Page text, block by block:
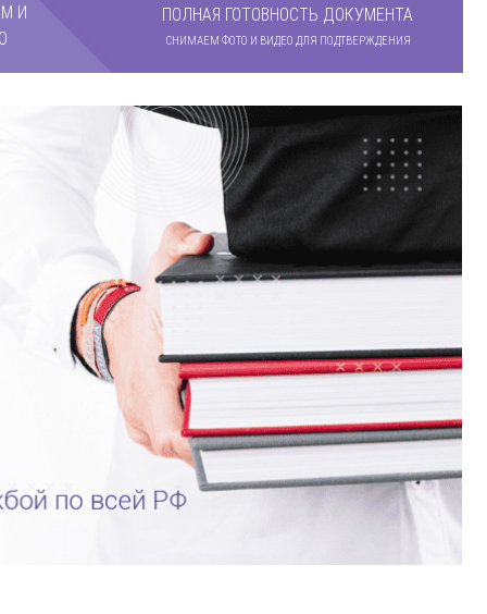
И
ПОЛНАЯ ГОТОВНОСТЬ ДОКУМЕНТА
СНИМАЕМ ФОТО И ВИДЕО ДЛЯ ПОДТВЕРЖДЕНИЯ